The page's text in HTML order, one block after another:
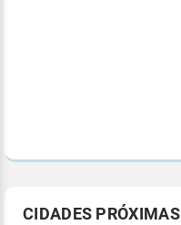
CIDADES PRÓXIMAS